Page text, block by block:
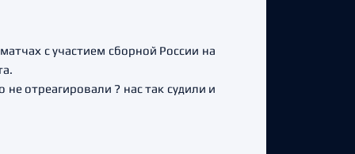
с участием сборной России на
отреагировали ? нас так судили и